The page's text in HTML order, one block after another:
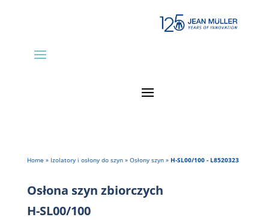
Home » Izolatory i osłony do szyn» Osłony szyn» H-SL00/100 - L8520323
Osłona szyn zbiorczych
H-SL00/100